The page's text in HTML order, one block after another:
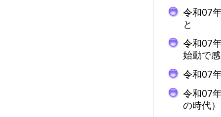
令和07
と
令和07
始動で
令和07
令和07
の時代）